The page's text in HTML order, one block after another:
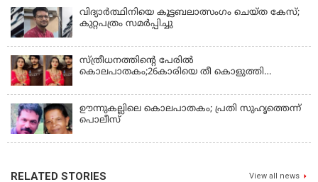
വിദ്യാർത്ഥിനിയെ കൂട്ടബലാത്സംഗം ചെയ്ത കേസ്;
കുറ്റപത്രം സമര്‍പ്പിച്ചു
സ്ത്രീധനത്തിന്റെ പേരില്‍
കൊലപാതകം;26കാരിയെ തീ കൊളുത്തി
ഊന്നുകല്ലിലെ കൊലപാതകം; പ്രതി സുഹൃത്തെന്ന്
പൊലീസ്
RELATED STORIES View all news